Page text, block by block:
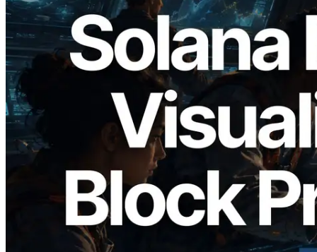
2026.05.24
Validators Solutions ra mắt Solana Block
Analyzer — Trực quan hóa thời gian tạo
block và validator phụ trách theo từng
slot
Đọc bài viết này